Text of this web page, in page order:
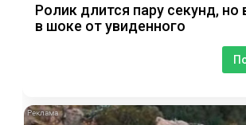
Ролик длится пару секунд, но
в шоке от увиденного